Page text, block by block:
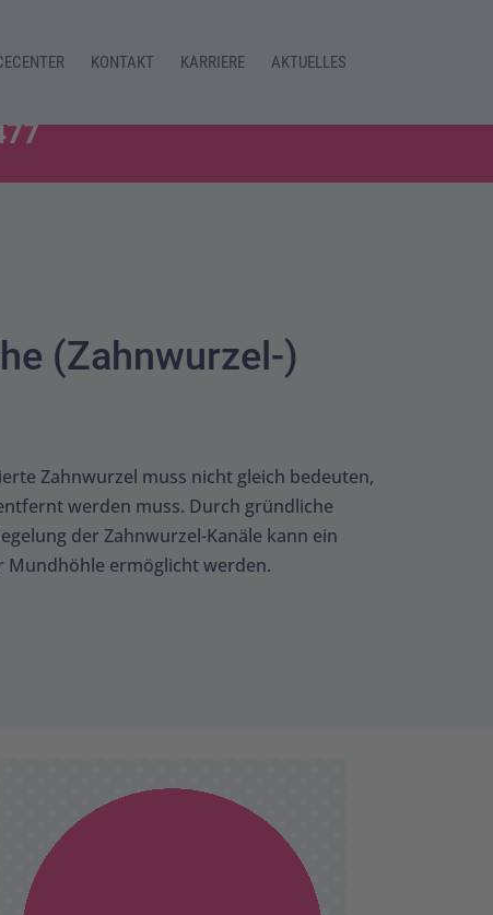
KONTAKT KARRIERE AKTUELLES
(Zahnwurzel-)
Zahnwurzel muss nicht gleich bedeuten,
werden muss. Durch gründliche
der Zahnwurzel-Kanäle kann ein
Mundhöhle ermöglicht werden.